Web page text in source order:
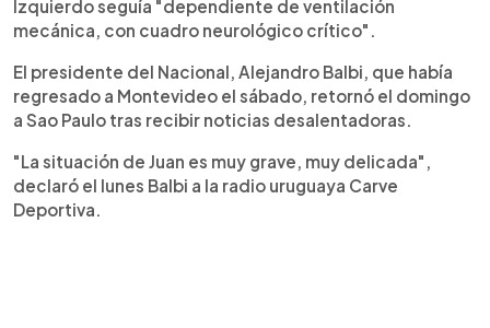
Izquierdo seguía "dependiente de ventilación
mecánica, con cuadro neurológico crítico".
El presidente del Nacional, Alejandro Balbi, que había
regresado a Montevideo el sábado, retornó el domingo
a Sao Paulo tras recibir noticias desalentadoras.
"La situación de Juan es muy grave, muy delicada",
declaró el lunes Balbi a la radio uruguaya Carve
Deportiva.